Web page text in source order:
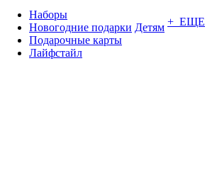
Наборы
Новогодние подарки
Подарочные карты
Лайфстайл
Детям + ЕЩЕ